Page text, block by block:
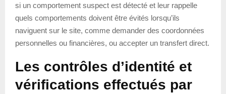
si un comportement suspect est détecté et leur rappelle
quels comportements doivent être évités lorsqu’ils
naviguent sur le site, comme demander des coordonnées
personnelles ou financières, ou accepter un transfert direct.
Les contrôles d’identité et
vérifications effectués par